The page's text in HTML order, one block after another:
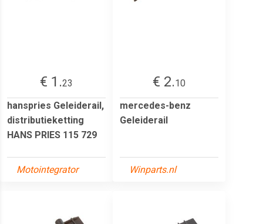
€ 1.23
hanspries Geleiderail,
distributieketting
HANS PRIES 115 729
Motointegrator
€ 2.10
mercedes-benz
Geleiderail
Winparts.nl